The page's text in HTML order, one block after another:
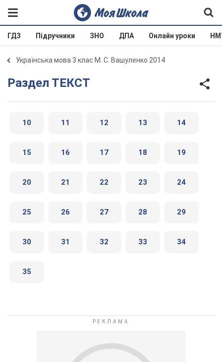
ГДЗ Підручники ЗНО ДПА Онлайн уроки
Українська мова 3 клас М. С. Вашуленко 2014
Раздел ТЕКСТ
10 11 12 13 14
15 16 17 18 19
20 21 22 23 24
25 26 27 28 29
30 31 32 33 34
35